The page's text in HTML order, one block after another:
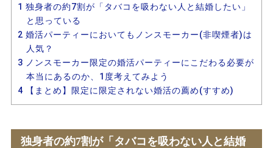
1 独身者の約7割が「タバコを吸わない人と結婚したい」
と思っている
2 婚活パーティーにおいてもノンスモーカー(非喫煙者)は
人気？
3 ノンスモーカー限定の婚活パーティーにこだわる必要が
本当にあるのか、1度考えてみよう
4 【まとめ】限定に限定されない婚活の薦め(すすめ)
独身者の約7割が「タバコを吸わない人と結婚